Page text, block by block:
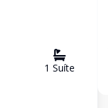
1 Suíte